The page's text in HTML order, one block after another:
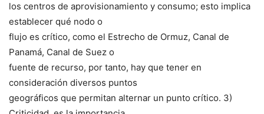
los centros de aprovisionamiento y consumo; esto implica
establecer qué nodo o
flujo es crítico, como el Estrecho de Ormuz, Canal de
Panamá, Canal de Suez o
fuente de recurso, por tanto, hay que tener en
consideración diversos puntos
geográficos que permitan alternar un punto crítico. 3)